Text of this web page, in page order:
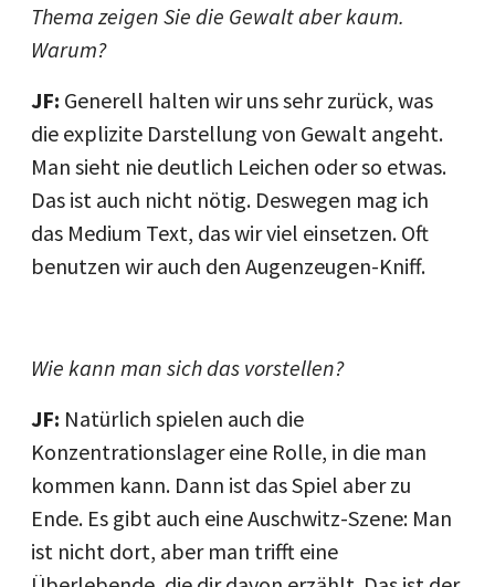
Thema zeigen Sie die Gewalt aber kaum.
Warum?
JF: Generell halten wir uns sehr zurück, was
die explizite Darstellung von Gewalt angeht.
Man sieht nie deutlich Leichen oder so etwas.
Das ist auch nicht nötig. Deswegen mag ich
das Medium Text, das wir viel einsetzen. Oft
benutzen wir auch den Augenzeugen-Kniff.
Wie kann man sich das vorstellen?
JF: Natürlich spielen auch die
Konzentrationslager eine Rolle, in die man
kommen kann. Dann ist das Spiel aber zu
Ende. Es gibt auch eine Auschwitz-Szene: Man
ist nicht dort, aber man trifft eine